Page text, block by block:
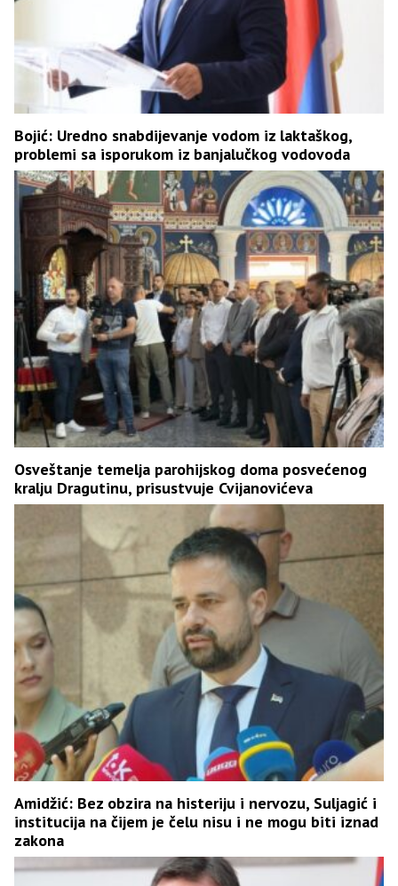
Bojić: Uredno snabdijevanje vodom iz laktaškog,
problemi sa isporukom iz banjalučkog vodovoda
Osveštanje temelja parohijskog doma posvećenog
kralju Dragutinu, prisustvuje Cvijanovićeva
Amidžić: Bez obzira na histeriju i nervozu, Suljagić i
institucija na čijem je čelu nisu i ne mogu biti iznad
zakona